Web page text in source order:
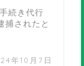
年10月7日
続き代行
捕されたと